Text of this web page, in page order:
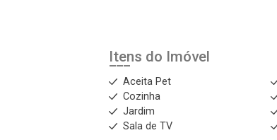
Itens do Imóvel
Aceita Pet
Cozinha
Jardim
Sala de TV